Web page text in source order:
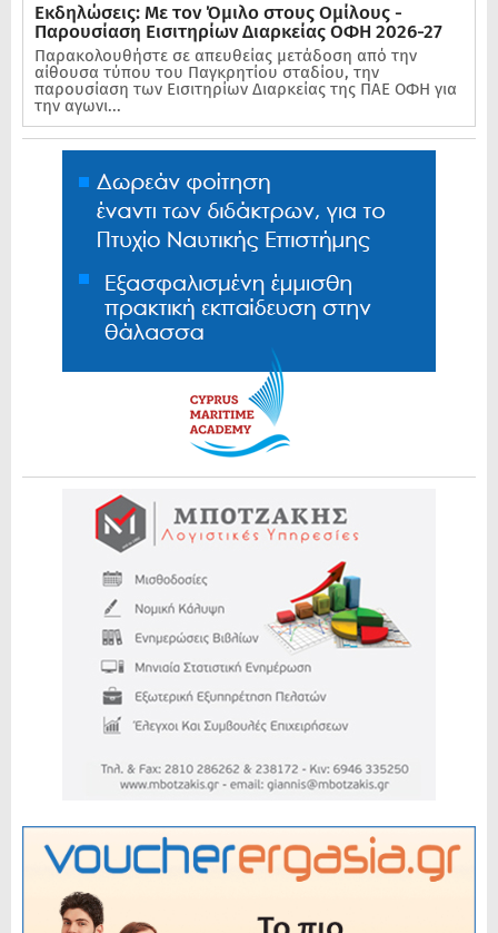
Εκδηλώσεις: Με τον Όμιλο στους Ομίλους -
Παρουσίαση Εισιτηρίων Διαρκείας ΟΦΗ 2026-27
Παρακολουθήστε σε απευθείας μετάδοση από την
αίθουσα τύπου του Παγκρητίου σταδίου, την
παρουσίαση των Εισιτηρίων Διαρκείας της ΠΑΕ ΟΦΗ για
την αγωνι...